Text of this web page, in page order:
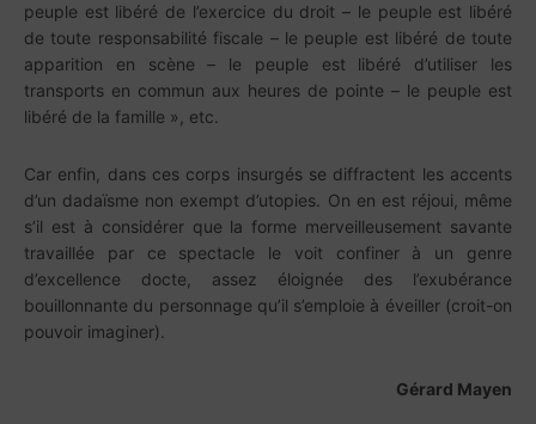
peuple est libéré de l’exercice du droit – le peuple est libéré
de toute responsabilité fiscale – le peuple est libéré de toute
apparition en scène – le peuple est libéré d’utiliser les
transports en commun aux heures de pointe – le peuple est
libéré de la famille », etc.
Car enfin, dans ces corps insurgés se diffractent les accents
d’un dadaïsme non exempt d’utopies. On en est réjoui, même
s’il est à considérer que la forme merveilleusement savante
travaillée par ce spectacle le voit confiner à un genre
d’excellence docte, assez éloignée des l’exubérance
bouillonnante du personnage qu’il s’emploie à éveiller (croit-on
pouvoir imaginer).
Gérard Mayen